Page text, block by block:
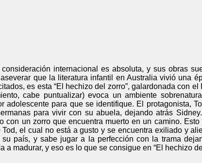
internacional es absoluta, y sus obras
que la literatura infantil en Australia vivió una
es esta “El hechizo del zorro”, galardonada con
cabe puntualizar) evoca un ambiente
para que se identifique. El protagonista,
para vivir con su abuela, dejando atrás
con un zorro que encuentra muerto en un camino.
el cual no está a gusto y se encuentra exiliado y
país, y sabe jugar a la perfección con la trama
madurar, y eso es lo que se consigue en “El hechizo